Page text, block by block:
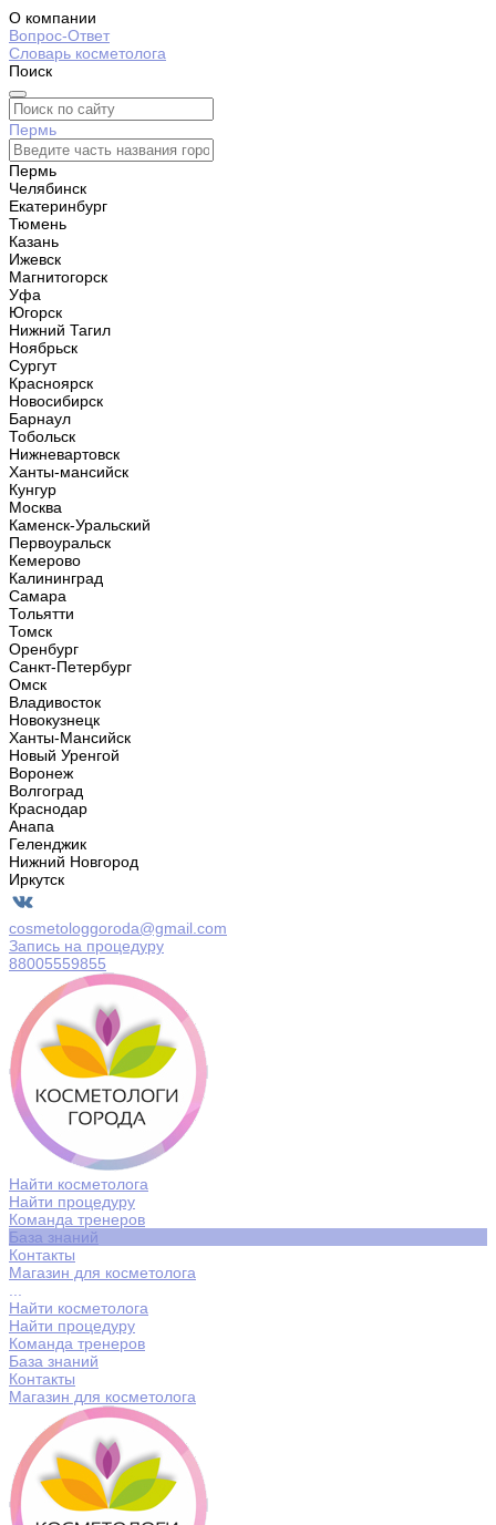
О компании
Вопрос-Ответ
Словарь косметолога
Поиск
Пермь
Пермь
Челябинск
Екатеринбург
Тюмень
Казань
Ижевск
Магнитогорск
Уфа
Югорск
Нижний Тагил
Ноябрьск
Сургут
Красноярск
Новосибирск
Барнаул
Тобольск
Нижневартовск
Ханты-мансийск
Кунгур
Москва
Каменск-Уральский
Первоуральск
Кемерово
Калининград
Самара
Тольятти
Томск
Оренбург
Санкт-Петербург
Омск
Владивосток
Новокузнецк
Ханты-Мансийск
Новый Уренгой
Воронеж
Волгоград
Краснодар
Анапа
Геленджик
Нижний Новгород
Иркутск
cosmetologgoroda@gmail.com
Запись на процедуру
88005559855
Найти косметолога
Найти процедуру
Команда тренеров
База знаний
Контакты
Магазин для косметолога
Найти косметолога
Найти процедуру
Команда тренеров
База знаний
Контакты
Магазин для косметолога